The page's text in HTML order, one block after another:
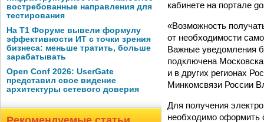
востребованные направления для
тестирования
На Т1 Форуме вывели формулу
эффективности ИТ с точки зрения
бизнеса: меньше тратить, больше
зарабатывать
Open Conf 2026: UserGate
представил свое видение
архитектуры сетевого доверия
кабинете на портале
«Возможность
от необходимости
Важные уведомления
подключена
и в других регионах
Минкомсвязи России
Для получения
необходимо оформить